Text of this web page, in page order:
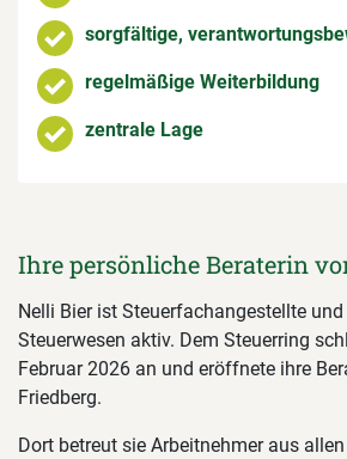
sorgfältige,
regelmäßige Weiterbildung
zentrale Lage
Ihre persönliche Beraterin
Nelli Bier ist Steuerfachangestellte
Steuerwesen aktiv. Dem Steuerring
Februar 2026 an und eröffnete ihre
Friedberg.
Dort betreut sie Arbeitnehmer aus